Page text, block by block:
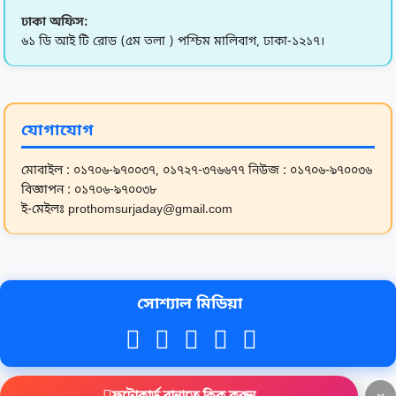
আমার স্মৃতিতে অধ্যাপক আনিসুর রহমান: এক বাতিঘরের
গল্প
13
৮ হাজার বিয়েতে সাড়ে ৫ হাজার ডিভোর্স! মাদারীপুরে
বিচ্ছেদের নে
14
লন্ডনে তারেক রহমানের বাসভবনের সামনে সন্দেহভাজন
দুই ব্যক্তি আ
15
শিক্ষক-কর্মচারীদের উৎসবভাতা বিল ৪ মার্চের মধ্যে জমা
দেশজুড়ে গরম, এ মাসে একাধিক তীব্র তাপপ্রবাহের
গাজীপুরে বিনামূল্যে কম্পিউটার ও ড্রাইভিং প্রশিক্ষণের
18
ঢাকা অফিস:
৬১ ডি আই টি রোড (৫ম তলা ) পশ্চিম মালিবাগ, ঢাকা-১২১৭।
যোগাযোগ
মোবাইল : ০১৭০৬-৯৭০০৩৭, ০১৭২৭-৩৭৬৬৭৭ নিউজ : ০১৭০৬-৯৭০০৩৬
বিজ্ঞাপন : ০১৭০৬-৯৭০০৩৮
ই-মেইলঃ prothomsurjaday@gmail.com
সোশ্যাল মিডিয়া